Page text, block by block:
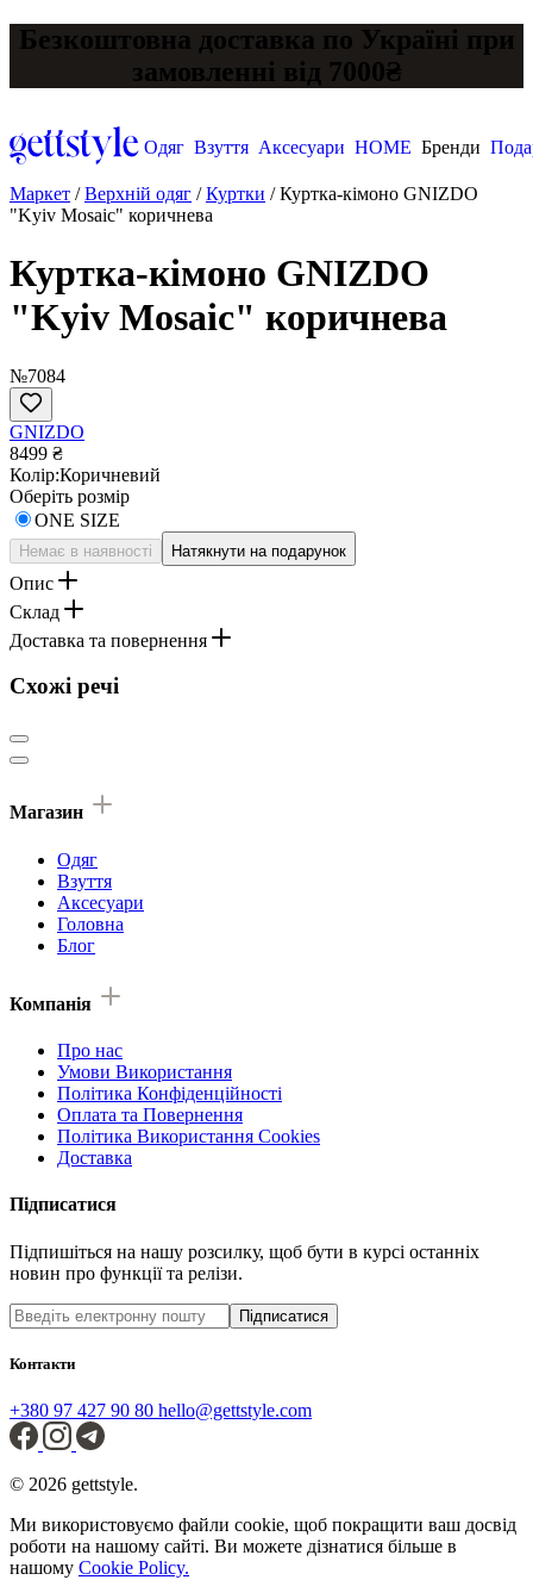
Безкоштовна доставка по Україні при
замовленні від 7000₴
Одяг Взуття Аксесуари HOME Бренди
Маркет /Верхній одяг /Куртки /Куртка-кімоно GNIZDO
"Kyiv Mosaic" коричнева
Куртка-кімоно GNIZDO
"Kyiv Mosaic" коричнева
№7084
GNIZDO
8499 ₴
Колір:Коричневий
Оберіть розмір
ONE SIZE
Немає в наявності Натякнути на подарунок
Опис
Склад
Доставка та повернення
Схожі речі
Магазин
Одяг
Взуття
Аксесуари
Головна
Блог
Компанія
Про нас
Умови Використання
Політика Конфіденційності
Оплата та Повернення
Політика Використання Cookies
Доставка
Підписатися
Підпишіться на нашу розсилку, щоб бути в курсі останніх
новин про функції та релізи.
Підписатися
Контакти
+380 97 427 90 80 hello@gettstyle.com
© 2026 gettstyle.
Ми використовуємо файли cookie, щоб покращити ваш досвід
роботи на нашому сайті. Ви можете дізнатися більше в
нашому Cookie Policy.